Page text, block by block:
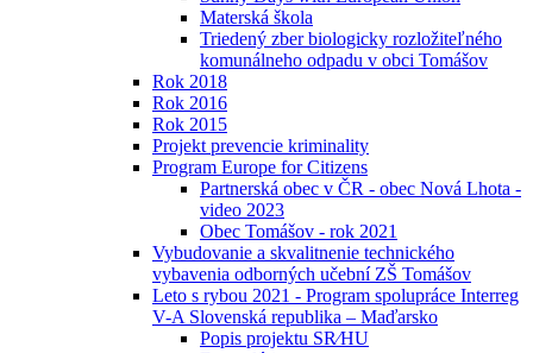
Materská škola
Triedený zber biologicky rozložiteľného
komunálneho odpadu v obci Tomášov
Rok 2018
Rok 2016
Rok 2015
Projekt prevencie kriminality
Program Europe for Citizens
Partnerská obec v ČR - obec Nová Lhota -
video 2023
Obec Tomášov - rok 2021
Vybudovanie a skvalitnenie technického
vybavenia odborných učební ZŠ Tomášov
Leto s rybou 2021 - Program spolupráce Interreg
V-A Slovenská republika – Maďarsko
Popis projektu SR⁄HU